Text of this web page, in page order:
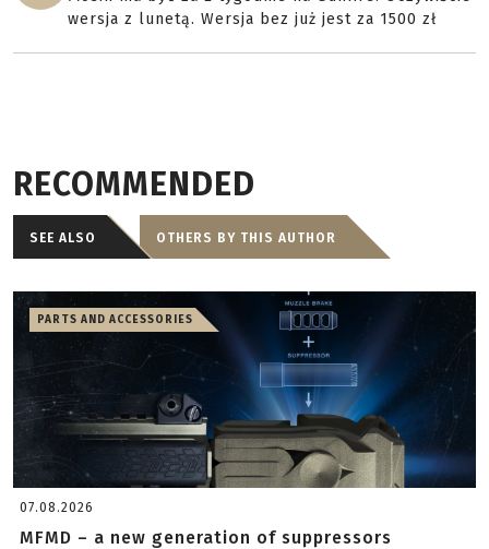
wersja z lunetą. Wersja bez już jest za 1500 zł
RECOMMENDED
SEE ALSO OTHERS BY THIS AUTHOR
PARTS AND ACCESSORIES
07.08.2026
MFMD – a new generation of suppressors